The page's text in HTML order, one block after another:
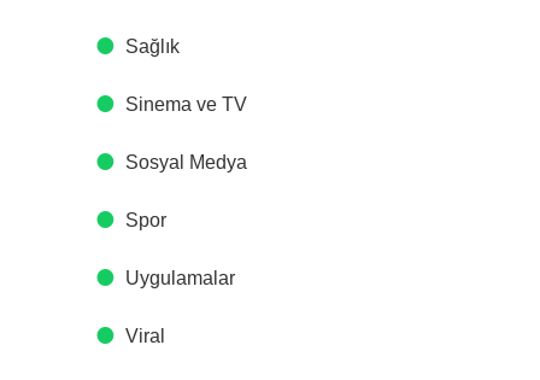
Sağlık
Sinema ve TV
Sosyal Medya
Spor
Uygulamalar
Viral